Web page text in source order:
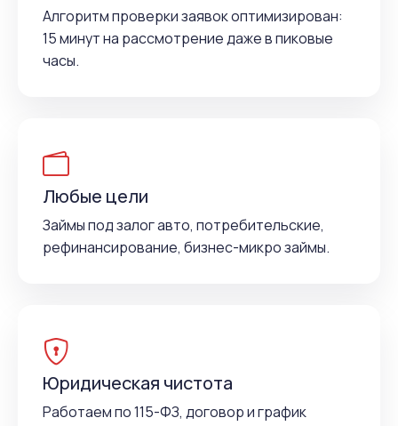
Алгоритм проверки заявок оптимизирован:
15 минут на рассмотрение даже в пиковые
часы.
Любые цели
Займы под залог авто, потребительские,
рефинансирование, бизнес-микро займы.
Юридическая чистота
Работаем по 115-ФЗ, договор и график